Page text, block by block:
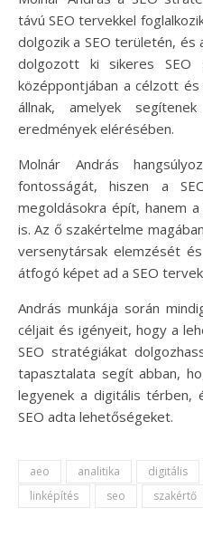
távú SEO tervekkel
dolgozik a SEO területén, és
dolgozott ki sikeres SEO
középpontjában a célzott
állnak, amelyek
eredmények elérésében.
Molnár András
fontosságát, hiszen a
megoldásokra épít, hanem
is. Az ő szakértelme
versenytársak elemzését
átfogó képet ad a SEO
András munkája során
céljait és igényeit, hogy a
SEO stratégiákat
tapasztalata segít abban,
legyenek a digitális térben,
SEO adta lehetőségeket.
aeo analitika digitális
linképítés
seo szakértő